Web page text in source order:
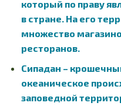
который по праву
в стране. На его
множество
ресторанов.
Сипадан –
океаническое
заповедной